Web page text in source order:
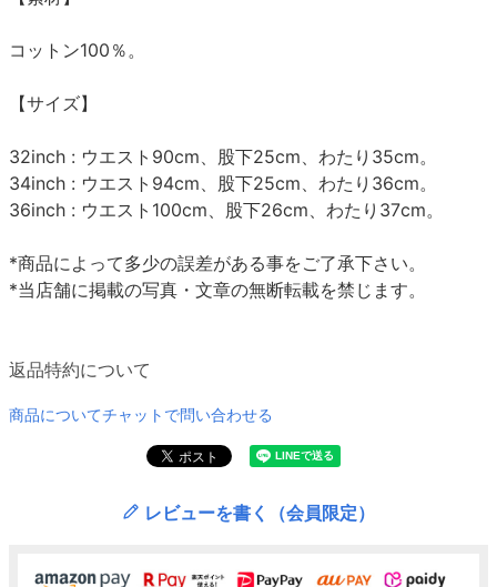
コットン100％。
【サイズ】
32inch : ウエスト90cm、股下25cm、わたり35cm。
34inch : ウエスト94cm、股下25cm、わたり36cm。
36inch : ウエスト100cm、股下26cm、わたり37cm。
*商品によって多少の誤差がある事をご了承下さい。
*当店舗に掲載の写真・文章の無断転載を禁じます。
返品特約について
商品についてチャットで問い合わせる
レビューを書く（会員限定）